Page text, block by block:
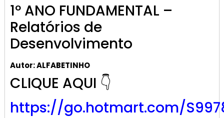
1º ANO FUNDAMENTAL –
Relatórios de
Desenvolvimento
Autor: ALFABETINHO
CLIQUE AQUI 👇
https://go.hotmart.com/